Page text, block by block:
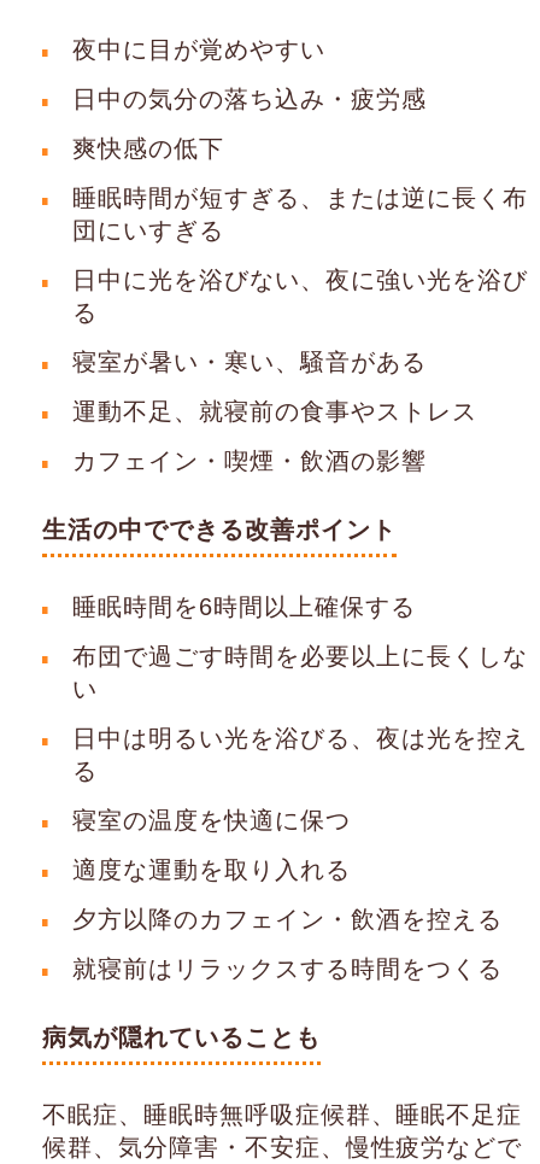
夜中に目が覚めやすい
日中の気分の落ち込み・疲労感
爽快感の低下
睡眠時間が短すぎる、または逆に長く布
団にいすぎる
日中に光を浴びない、夜に強い光を浴び
る
寝室が暑い・寒い、騒音がある
運動不足、就寝前の食事やストレス
カフェイン・喫煙・飲酒の影響
生活の中でできる改善ポイント
睡眠時間を6時間以上確保する
布団で過ごす時間を必要以上に長くしな
い
日中は明るい光を浴びる、夜は光を控え
る
寝室の温度を快適に保つ
適度な運動を取り入れる
夕方以降のカフェイン・飲酒を控える
就寝前はリラックスする時間をつくる
病気が隠れていることも
不眠症、睡眠時無呼吸症候群、睡眠不足症
候群、気分障害・不安症、慢性疲労などで